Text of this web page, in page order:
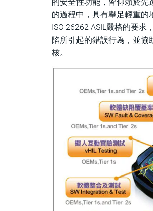
的過程中，具有舉足輕重
ISO 26262 ASIL嚴格的要
陷所引起的錯誤行為，並
核。